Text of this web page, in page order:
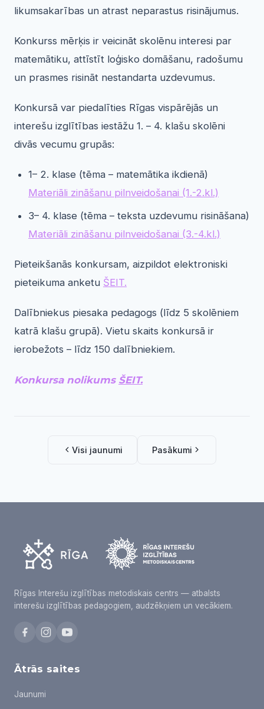
likumsakarības un atrast neparastus risinājumus.
Konkurss mērķis ir veicināt skolēnu interesi par
matemātiku, attīstīt loģisko domāšanu, radošumu
un prasmes risināt nestandarta uzdevumus.
Konkursā var piedalīties Rīgas vispārējās un
interešu izglītības iestāžu 1. – 4. klašu skolēni
divās vecumu grupās:
1– 2. klase (tēma – matemātika ikdienā)
Materiāli zināšanu pilnveidošanai (1.-2.kl.)
3– 4. klase (tēma – teksta uzdevumu risināšana)
Materiāli zināšanu pilnveidošanai (3.-4.kl.)
Pieteikšanās konkursam, aizpildot elektroniski
pieteikuma anketu ŠEIT.
Dalībniekus piesaka pedagogs (līdz 5 skolēniem
katrā klašu grupā). Vietu skaits konkursā ir
ierobežots – līdz 150 dalībniekiem.
Konkursa nolikums ŠEIT.
Visi jaunumi Pasākumi
Rīgas Interešu izglītības metodiskais centrs — atbalsts
interešu izglītības pedagogiem, audzēkņiem un vecākiem.
Ātrās saites
Jaunumi